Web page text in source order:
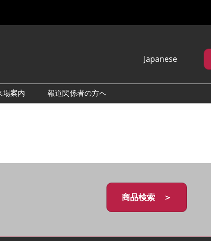
Japanese
繁體中文
場案内
報道関係者の方へ
商品検索 ＞